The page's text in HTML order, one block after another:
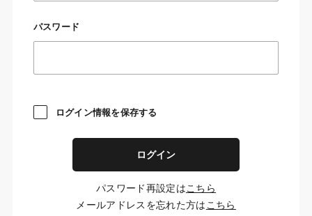
パスワード
ログイン情報を保存する
ログイン
パスワード再設定はこちら
メールアドレスを忘れた方は こちら